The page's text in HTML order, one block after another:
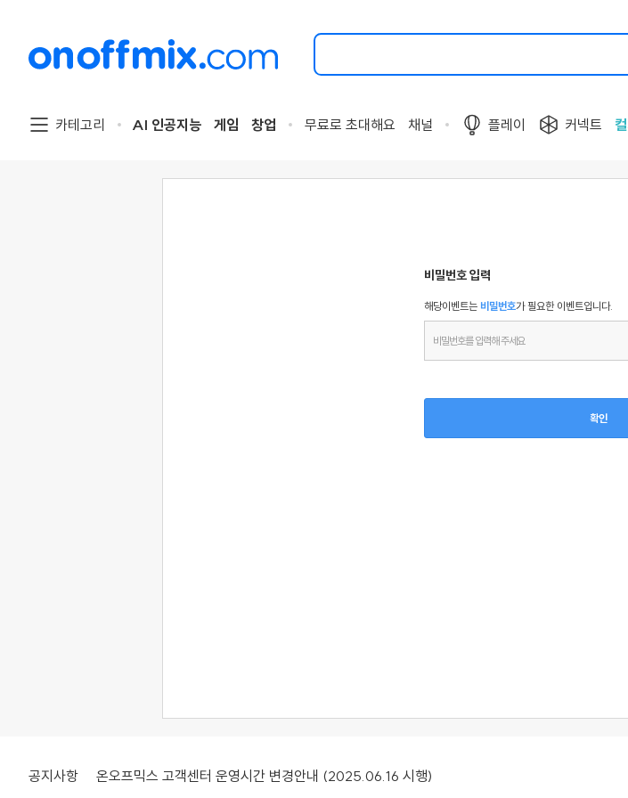
검
할
트
해
카테고리 AI 인공지능 게임 창업 무료로 초대해요 채널 플레이 커넥트 컬
비밀번호 입력
해당이벤트는 비밀번호가 필요한 이벤트입니다.
공지사항 온오프믹스 고객센터 운영시간 변경안내 (2025.06.16 시행)